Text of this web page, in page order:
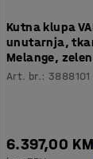
Kutna klupa
unutarnja,
Melange,
Art. br.:3888101
6.397,00 KM